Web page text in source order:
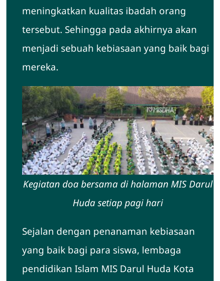
meningkatkan kualitas ibadah orang
tersebut. Sehingga pada akhirnya akan
menjadi sebuah kebiasaan yang baik bagi
mereka.
Kegiatan doa bersama di halaman MIS Darul
Huda setiap pagi hari
Sejalan dengan penanaman kebiasaan
yang baik bagi para siswa, lembaga
pendidikan Islam MIS Darul Huda Kota